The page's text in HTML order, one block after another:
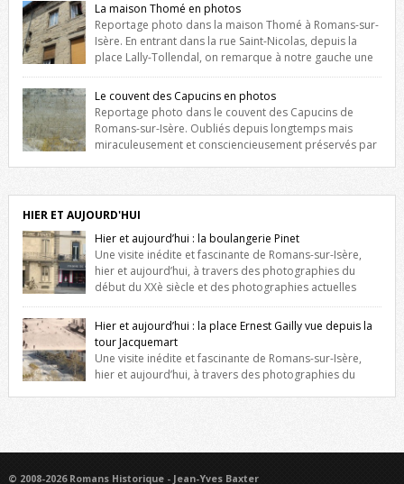
La maison Thomé en photos
Reportage photo dans la maison Thomé à Romans-sur-
Isère. En entrant dans la rue Saint-Nicolas, depuis la
place Lally-Tollendal, on remarque à notre gauche une
maison construite au XVIè siècle. Les deux façades sont ornées de
fenêtres jumelles à meneaux. Entre ces deux étages, on peut voir une
niche qui contient une statue de la Vierge. […]
Le couvent des Capucins en photos
Reportage photo dans le couvent des Capucins de
Romans-sur-Isère. Oubliés depuis longtemps mais
miraculeusement et consciencieusement préservés par
l’histoire de la redécouverte de vestiges du couvent des Capucins !
Petit retour sur l’histoire […]
HIER ET AUJOURD'HUI
Hier et aujourd’hui : la boulangerie Pinet
Une visite inédite et fascinante de Romans-sur-Isère,
hier et aujourd’hui, à travers des photographies du
début du XXè siècle et des photographies actuelles
prises exactement dans le même cadre ! A l’angle de la place Jean
Jaurès et de l’avenue Victor Hugo (à côté d’Intermarché), à Romans. La
boulangerie Jules Pinet est inscrite dans le […]
Hier et aujourd’hui : la place Ernest Gailly vue depuis la
tour Jacquemart
Une visite inédite et fascinante de Romans-sur-Isère,
hier et aujourd’hui, à travers des photographies du
© 2008-2026 Romans Historique - Jean-Yves Baxter